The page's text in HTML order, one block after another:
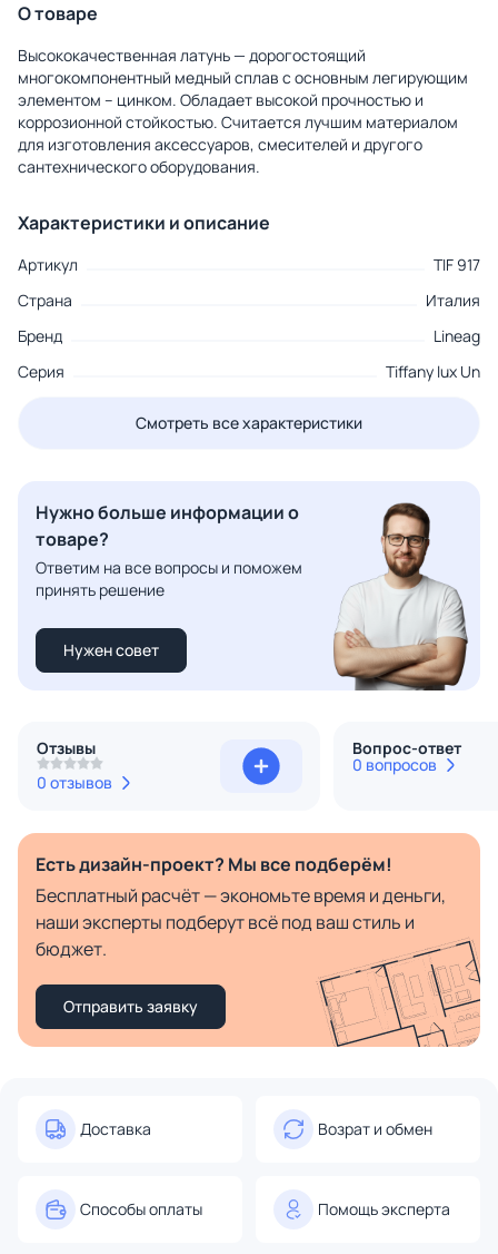
О товаре
Высококачественная латунь — дорогостоящий
многокомпонентный медный сплав с основным легирующим
элементом – цинком. Обладает высокой прочностью и
коррозионной стойкостью. Считается лучшим материалом
для изготовления аксессуаров, смесителей и другого
сантехнического оборудования.
Характеристики и описание
Артикул
TIF 917
Страна
Италия
Бренд
Lineag
Серия
Tiffany lux Un
Смотреть все характеристики
Нужно больше информации о
товаре?
Ответим на все вопросы и поможем
принять решение
Нужен совет
Отзывы
0 отзывов
Вопрос-ответ
0 вопросов
Есть дизайн-проект? Мы все подберём!
Бесплатный расчёт — экономьте время и деньги,
наши эксперты подберут всё под ваш стиль и
бюджет.
Отправить заявку
Доставка Возрат и обмен
Способы оплаты Помощь эксперта